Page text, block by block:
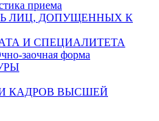
приема
ЛИЦ, ДОПУЩЕННЫХ К
И СПЕЦИАЛИТЕТА
заочная форма
КАДРОВ ВЫСШЕЙ